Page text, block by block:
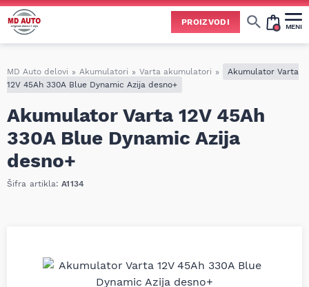
PROIZVODI MENI
MD Auto delovi » Akumulatori » Varta akumulatori »
Akumulator Varta
12V 45Ah 330A Blue Dynamic Azija desno+
Akumulator Varta 12V 45Ah
330A Blue Dynamic Azija
desno+
Šifra artikla:A1134